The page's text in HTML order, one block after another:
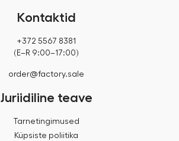
Kontaktid
+372 5567 8381
(E–R 9:00–17:00)
order@factory.sale
Juriidiline teave
Tarnetingimused
Küpsiste poliitika